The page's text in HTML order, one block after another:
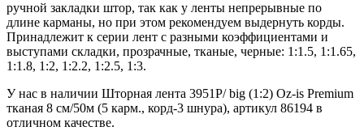
ручной закладки штор, так как у ленты непрерывные по
длине карманы, но при этом рекомендуем выдернуть корды.
Принадлежит к серии лент с разными коэффициентами и
выступами складки, прозрачные, тканые, черные: 1:1.5, 1:1.65,
1:1.8, 1:2, 1:2.2, 1:2.5, 1:3.
У нас в наличии Шторная лента 3951P/ big (1:2) Oz-is Premium
тканая 8 см/50м (5 карм., корд-3 шнура), артикул 86194 в
отличном качестве.